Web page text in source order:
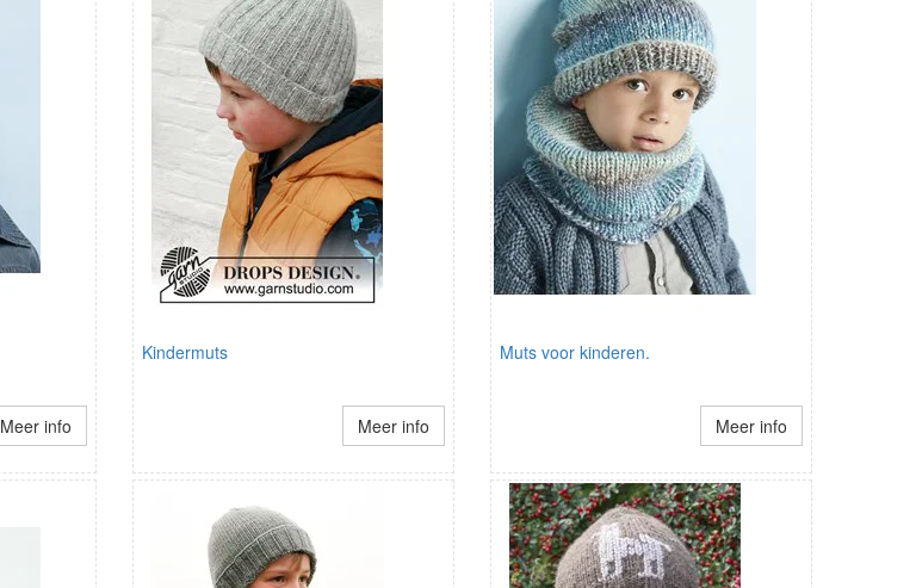
Meer info
Kindermuts
Meer info
Muts voor kinderen.
Meer info